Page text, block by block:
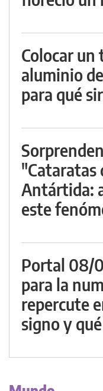
Colocar un
aluminio
para qué
"Cataratas
Antártida:
este
Portal 08/
para la
repercute
signo y